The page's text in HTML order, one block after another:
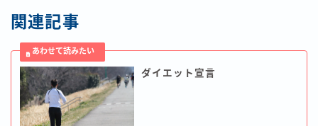
関連記事
ダイエット宣言